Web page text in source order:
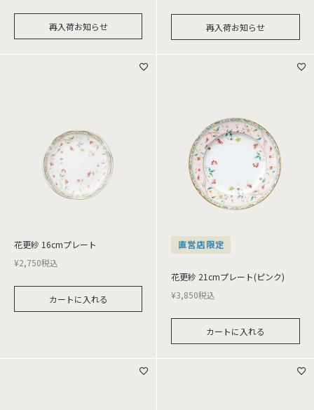
再入荷お知らせ 再入荷お知らせ
花更紗 16cmプレート
¥2,750税込
カートに入れる
直営店限定
花更紗 21cmプレート(ピンク)
¥3,850税込
カートに入れる